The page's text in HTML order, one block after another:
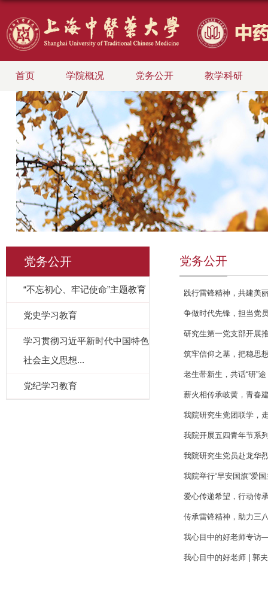
首页 学院概况 党务公开 教学科研
党务公开
“不忘初心、牢记使命”主题教育
党史学习教育
学习贯彻习近平新时代中国特色
社会主义思想...
党纪学习教育
党务公开
践行雷锋精神，共建美
争做时代先锋，担当党
研究生第一党支部开展
筑牢信仰之基，把稳思
老生带新生，共话“研”途
薪火相传承岐黄，青春
我院研究生党团联学，
我院开展五四青年节系
我院研究生党员赴龙华
我院举行“早安国旗”爱
爱心传递希望，行动传
传承雷锋精神，助力三
我心目中的好老师专访
我心目中的好老师 | 郭